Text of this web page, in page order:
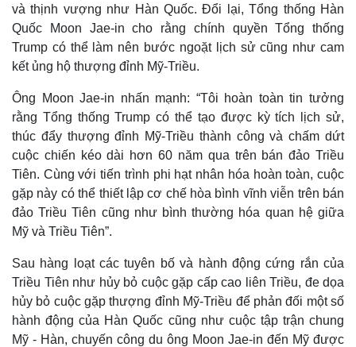
Thế giới
Cuộc sống đó đây
Hồ sơ
Ảnh
E-Magazine
Infographic
và thịnh vượng như Hàn Quốc. Đổi lại, Tổng thống Hàn
Quốc Moon Jae-in cho rằng chính quyền Tổng thống
Trump có thể làm nên bước ngoặt lịch sử cũng như cam
kết ủng hộ thượng đỉnh Mỹ-Triều.
Ông Moon Jae-in nhấn mạnh: “Tôi hoàn toàn tin tưởng
rằng Tổng thống Trump có thể tạo được kỳ tích lịch sử,
thúc đẩy thượng đỉnh Mỹ-Triều thành công và chấm dứt
cuộc chiến kéo dài hơn 60 năm qua trên bán đảo Triều
Tiên. Cùng với tiến trình phi hạt nhân hóa hoàn toàn, cuộc
gặp này có thể thiết lập cơ chế hòa bình vĩnh viễn trên bán
đảo Triều Tiên cũng như bình thường hóa quan hệ giữa
Mỹ và Triều Tiên”.
Sau hàng loạt các tuyên bố và hành động cứng rắn của
Triều Tiên như hủy bỏ cuộc gặp cấp cao liên Triều, đe dọa
hủy bỏ cuộc gặp thượng đỉnh Mỹ-Triều để phản đối một số
hành động của Hàn Quốc cũng như cuộc tập trận chung
Mỹ - Hàn, chuyến công du ông Moon Jae-in đến Mỹ được